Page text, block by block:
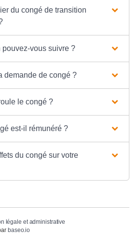
du congé de transition
pouvez-vous suivre ?
demande de congé ?
le congé ?
est-il rémunéré ?
du congé sur votre
légale et administrative
baseo.io